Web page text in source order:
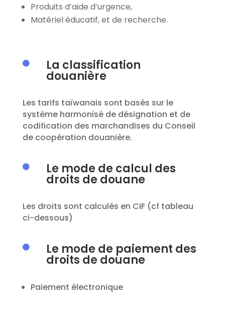
Produits d’aide d’urgence,
Matériel éducatif, et de recherche.
 La classification
douanière
Les tarifs taïwanais sont basés sur le
système harmonisé de désignation et de
codification des marchandises du Conseil
de coopération douanière.
 Le mode de calcul des
droits de douane
Les droits sont calculés en CIF(cf tableau
ci-dessous)
 Le mode de paiement des
droits de douane
Paiement électronique